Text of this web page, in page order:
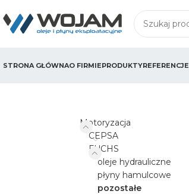
STRONA GŁÓWNAO FIRMIEPRODUKTYREFERENCJE
Motoryzacja
CEPSA
FUCHS
oleje hydrauliczne
płyny hamulcowe
pozostałe